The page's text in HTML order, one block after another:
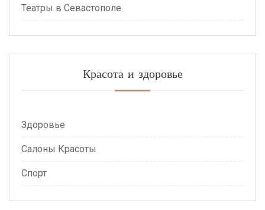
Театры в Севастополе
Красота и здоровье
Здоровье
Салоны Красоты
Спорт